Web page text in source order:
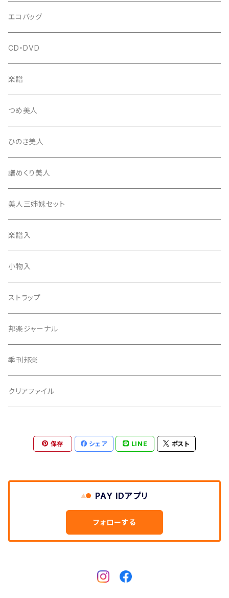
箏柱
柱入
平柱入
三角柱入
琴台
13絃用琴台（低）
13絃用琴台（高）
桐柱箱
消音フェルト
はつね糸
地唄駒
長唄駒
糸駒入
爪駒入
撥入
一丁撥入
三角撥入（ファスナー式）
撥
長唄・民謡撥
地唄撥
撥さや
撥滑り止めゴム
ひざゴム・胴ゴム・おひざもと
天神袋
天神巾着
指すり
つぼシール
撥皮・撥皮のり
胴板
つや布巾
立奏用譜面台
調子笛・音叉
チューナー・メトロノーム
エコバッグ
CD・DVD
楽譜
つめ美人
ひのき美人
譜めくり美人
美人三姉妹セット
楽譜入
小物入
ストラップ
邦楽ジャーナル
季刊邦楽
クリアファイル
保存 シェア LINE ポスト
PAY IDアプリ
フォローする